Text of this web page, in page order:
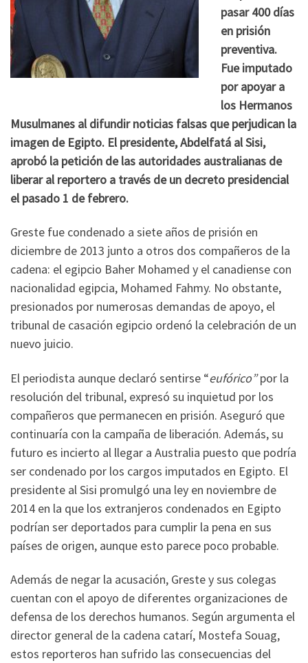
pasar 400 días
en prisión
preventiva.
Fue imputado
por apoyar a
los Hermanos
Musulmanes al difundir noticias falsas que perjudican la
imagen de Egipto. El presidente, Abdelfatá al Sisi,
aprobó la petición de las autoridades australianas de
liberar al reportero a través de un decreto presidencial
el pasado 1 de febrero.
Greste fue condenado a siete años de prisión en
diciembre de 2013 junto a otros dos compañeros de la
cadena: el egipcio Baher Mohamed y el canadiense con
nacionalidad egipcia, Mohamed Fahmy. No obstante,
presionados por numerosas demandas de apoyo, el
tribunal de casación egipcio ordenó la celebración de un
nuevo juicio.
El periodista aunque declaró sentirse “eufórico”por la
resolución del tribunal, expresó su inquietud por los
compañeros que permanecen en prisión. Aseguró que
continuaría con la campaña de liberación. Además, su
futuro es incierto al llegar a Australia puesto que podría
ser condenado por los cargos imputados en Egipto. El
presidente al Sisi promulgó una ley en noviembre de
2014 en la que los extranjeros condenados en Egipto
podrían ser deportados para cumplir la pena en sus
países de origen, aunque esto parece poco probable.
Además de negar la acusación, Greste y sus colegas
cuentan con el apoyo de diferentes organizaciones de
defensa de los derechos humanos. Según argumenta el
director general de la cadena catarí, Mostefa Souag,
estos reporteros han sufrido las consecuencias del